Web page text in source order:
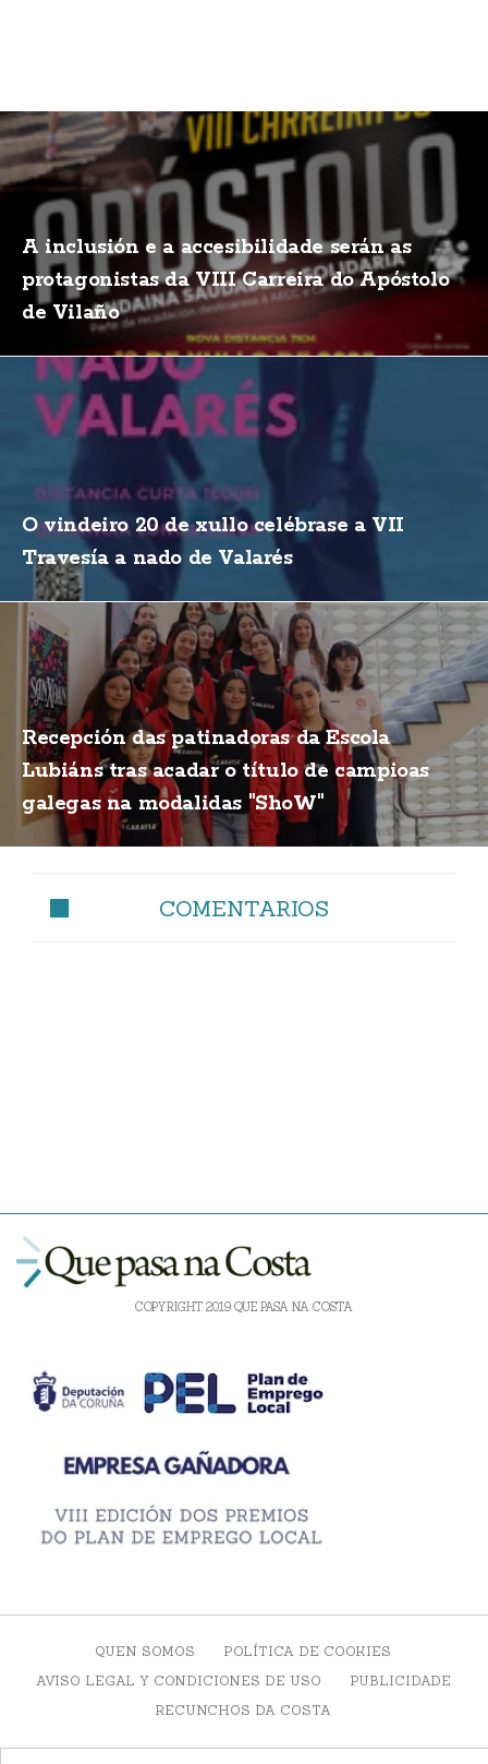
A inclusión e a accesibilidade serán as
protagonistas da VIII Carreira do Apóstolo
de Vilaño
O vindeiro 20 de xullo celébrase a VII
Travesía a nado de Valarés
Recepción das patinadoras da Escola
Lubiáns tras acadar o título de campioas
galegas na modalidas "ShoW"
COMENTARIOS
COPYRIGHT 2019 QUE PASA NA COSTA
QUEN SOMOS
POLÍTICA DE COOKIES
AVISO LEGAL Y CONDICIONES DE USO
PUBLICIDADE
RECUNCHOS DA COSTA